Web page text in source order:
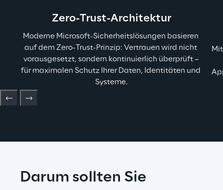
Zero-Trust-Architektur
Moderne Microsoft-Sicherheitslösungen basieren
auf dem Zero-Trust-Prinzip: Vertrauen wird nicht
vorausgesetzt, sondern kontinuierlich überprüft –
für maximalen Schutz Ihrer Daten, Identitäten und
Systeme.
Darum sollten Sie